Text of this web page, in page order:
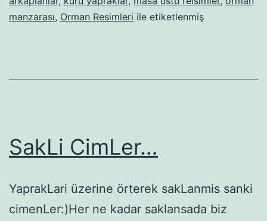
manzarası, Orman Resimleri ile etiketlenmiş
SakLi CimLer…
YaprakLari üzerine örterek sakLanmis sanki
cimenLer:)Her ne kadar saklansada biz